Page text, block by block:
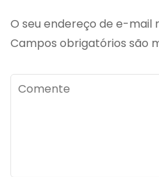
O seu endereço de e-mail
Campos obrigatórios são
Comente